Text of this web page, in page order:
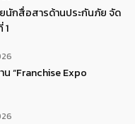
นักสื่อสารด้านประกันภัย จัด
1
“Franchise Expo